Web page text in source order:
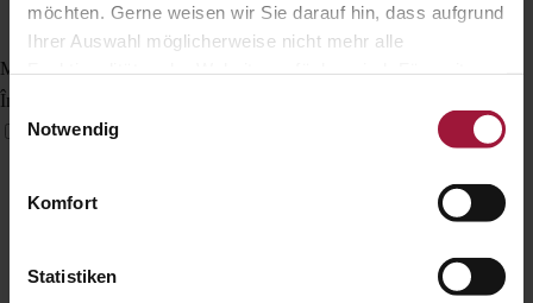
möchten. Gerne weisen wir Sie darauf hin, dass aufgrund
Ihrer Auswahl möglicherweise nicht mehr alle
Datenschutzerklärung und Cookie Policy.
Einwilligungsauswahl
Notwendig
Komfort
Statistiken
Mod deficiență vizuală
Îmbunătățește vizualele site-ului